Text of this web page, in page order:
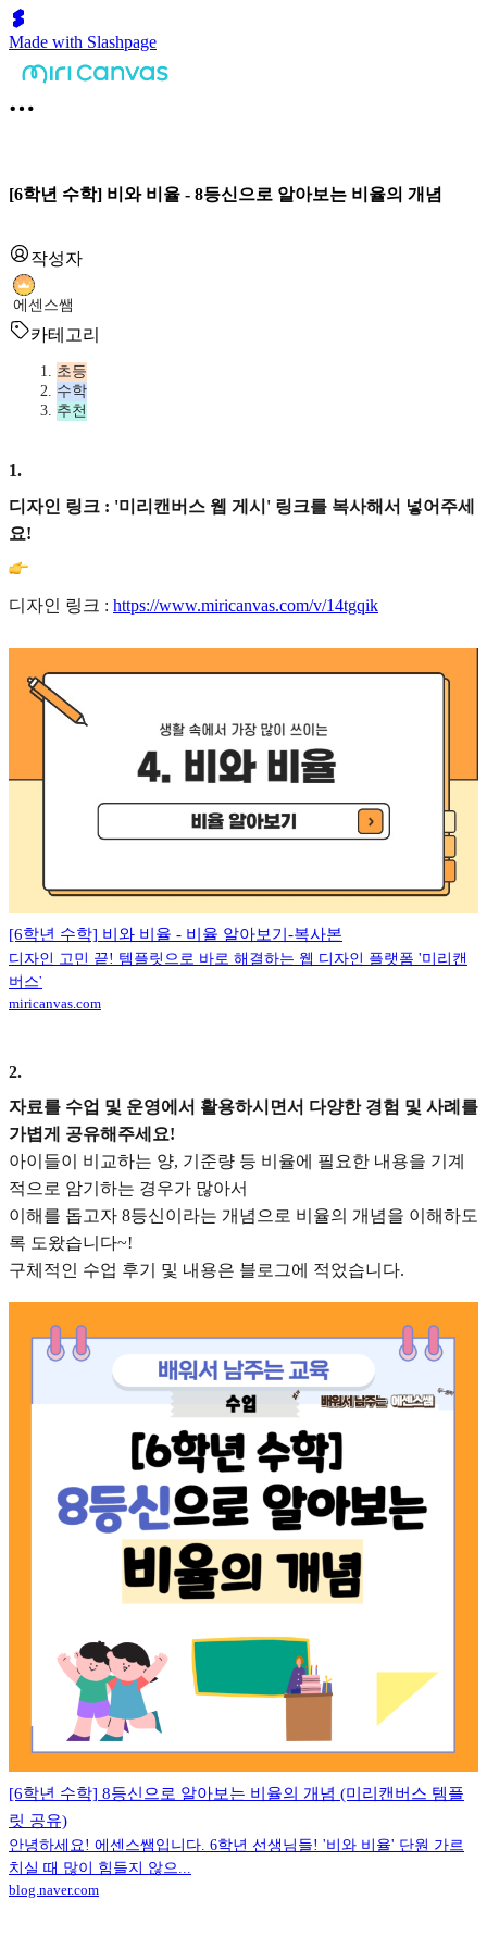
Made with Slashpage
[6학년 수학] 비와 비율 - 8등신으로 알아보는 비율의 개념
작성자
에센스쌤
카테고리
초등
수학
추천
1.
디자인 링크 : '미리캔버스 웹 게시' 링크를 복사해서 넣어주세
요!
디자인 링크 : https://www.miricanvas.com/v/14tgqik
[6학년 수학] 비와 비율 - 비율 알아보기-복사본
디자인 고민 끝! 템플릿으로 바로 해결하는 웹 디자인 플랫폼 '미리캔
버스'
miricanvas.com
2.
자료를 수업 및 운영에서 활용하시면서 다양한 경험 및 사례를
가볍게 공유해주세요!
아이들이 비교하는 양, 기준량 등 비율에 필요한 내용을 기계
적으로 암기하는 경우가 많아서
이해를 돕고자 8등신이라는 개념으로 비율의 개념을 이해하도
록 도왔습니다~!
구체적인 수업 후기 및 내용은 블로그에 적었습니다.
[6학년 수학] 8등신으로 알아보는 비율의 개념 (미리캔버스 템플
릿 공유)
안녕하세요! 에센스쌤입니다. 6학년 선생님들! '비와 비율' 단원 가르
치실 때 많이 힘들지 않으...
blog.naver.com